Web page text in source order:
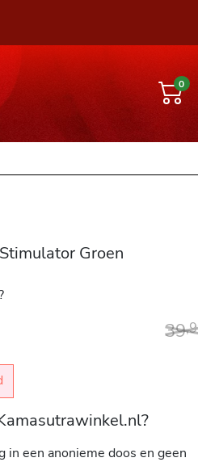
0
Groen
39,
in een anonieme doos en geen